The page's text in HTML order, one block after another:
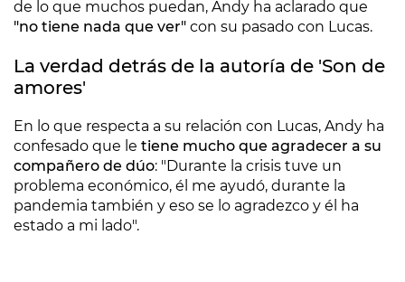
de lo que muchos puedan, Andy ha aclarado que
"no tiene nada que ver" con su pasado con Lucas.
La verdad detrás de la autoría de 'Son de
amores'
En lo que respecta a su relación con Lucas, Andy ha
confesado que le tiene mucho que agradecer a su
compañero de dúo: "Durante la crisis tuve un
problema económico, él me ayudó, durante la
pandemia también y eso se lo agradezco y él ha
estado a mi lado".